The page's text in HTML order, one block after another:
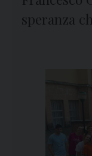
speranza